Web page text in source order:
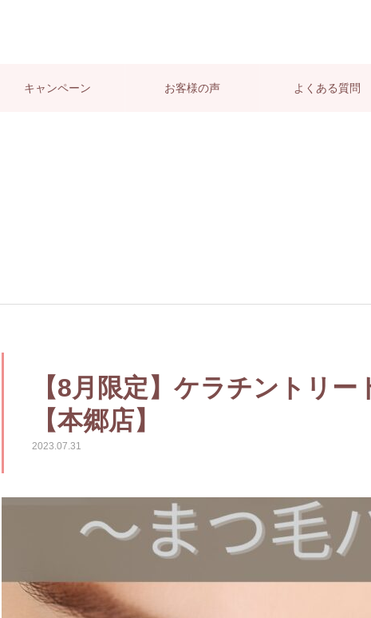
キャンペーン お客様の声 よくある質問
【8月限定】ケラチントリ
【本郷店】
2023.07.31